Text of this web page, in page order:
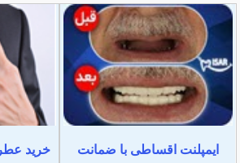
ایمپلنت اقساطی با ضمانت
خرید